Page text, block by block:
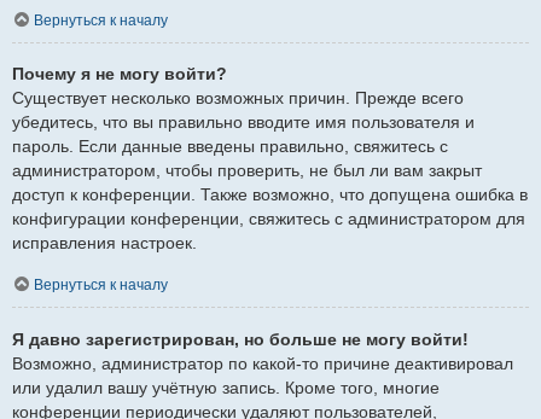
Вернуться к началу
Почему я не могу войти?
Существует несколько возможных причин. Прежде всего
убедитесь, что вы правильно вводите имя пользователя и
пароль. Если данные введены правильно, свяжитесь с
администратором, чтобы проверить, не был ли вам закрыт
доступ к конференции. Также возможно, что допущена ошибка в
конфигурации конференции, свяжитесь с администратором для
исправления настроек.
Вернуться к началу
Я давно зарегистрирован, но больше не могу войти!
Возможно, администратор по какой-то причине деактивировал
или удалил вашу учётную запись. Кроме того, многие
конференции периодически удаляют пользователей,